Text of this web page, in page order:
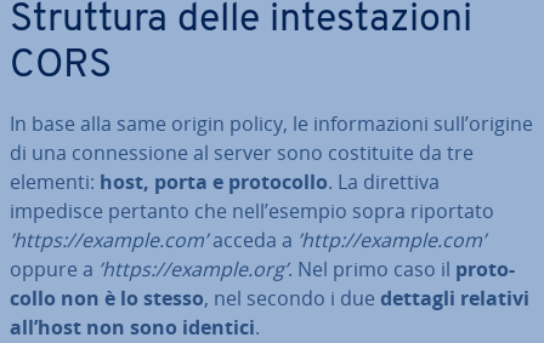
Struttura delle in­te­sta­zio­ni
CORS
In base alla same origin policy, le in­for­ma­zio­ni sull’origine
di una con­nes­sio­ne al server sono co­sti­tui­te da tre
elementi: host, porta e pro­to­col­lo. La direttiva
impedisce pertanto che nell’esempio sopra riportato
’https://example.com’acceda a ’http://example.com’
oppure a ’https://example.org’. Nel primo caso il pro­to­
col­lo non è lo stesso, nel secondo i due dettagli relativi
all’host non sono identici.